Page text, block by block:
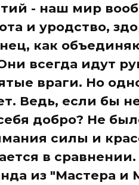
- наш мир
и уродство,
как
всегда идут
враги. Но
Ведь, если бы
добро? Не
силы и
в
из "Мастера и